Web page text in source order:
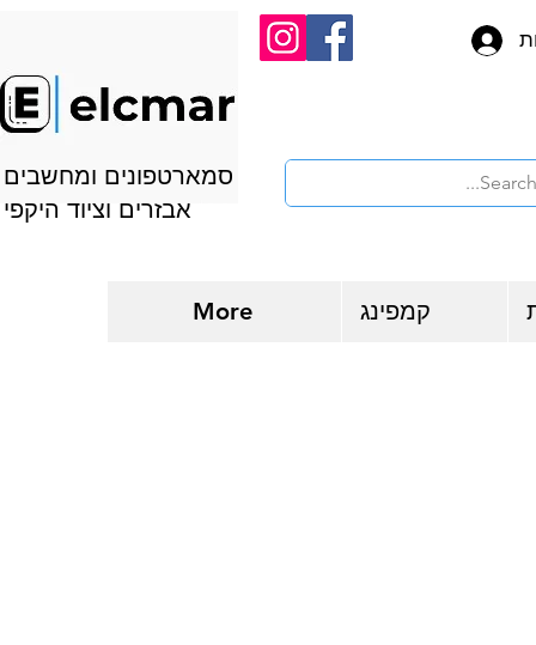
סמארטפונים ומחשבים
אבזרים וציוד היקפי
קמפינג More